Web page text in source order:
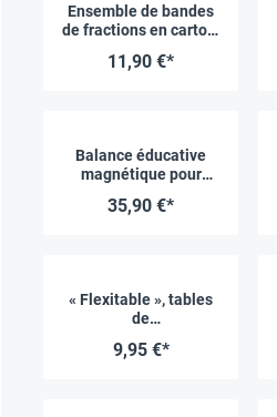
Ensemble de bandes
de fractions en carton,
11,90 €*
Balance éducative
magnétique pour
44 pièces
35,90 €*
« Flexitable », tables
de
ns/pourcentages/déci
9,95 €*